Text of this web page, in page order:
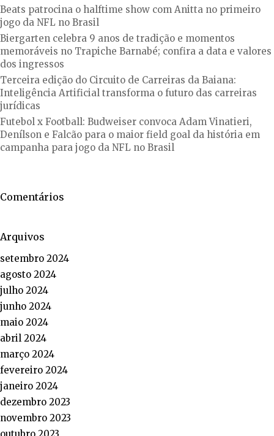
Beats patrocina o halftime show com Anitta no primeiro
jogo da NFL no Brasil
Biergarten celebra 9 anos de tradição e momentos
memoráveis no Trapiche Barnabé; confira a data e valores
dos ingressos
Terceira edição do Circuito de Carreiras da Baiana:
Inteligência Artificial transforma o futuro das carreiras
jurídicas
Futebol x Football: Budweiser convoca Adam Vinatieri,
Denílson e Falcão para o maior field goal da história em
campanha para jogo da NFL no Brasil
Comentários
Arquivos
setembro 2024
agosto 2024
julho 2024
junho 2024
maio 2024
abril 2024
março 2024
fevereiro 2024
janeiro 2024
dezembro 2023
novembro 2023